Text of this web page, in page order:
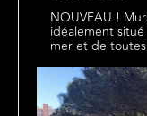
NOUVEAU !
idéalement
mer et de